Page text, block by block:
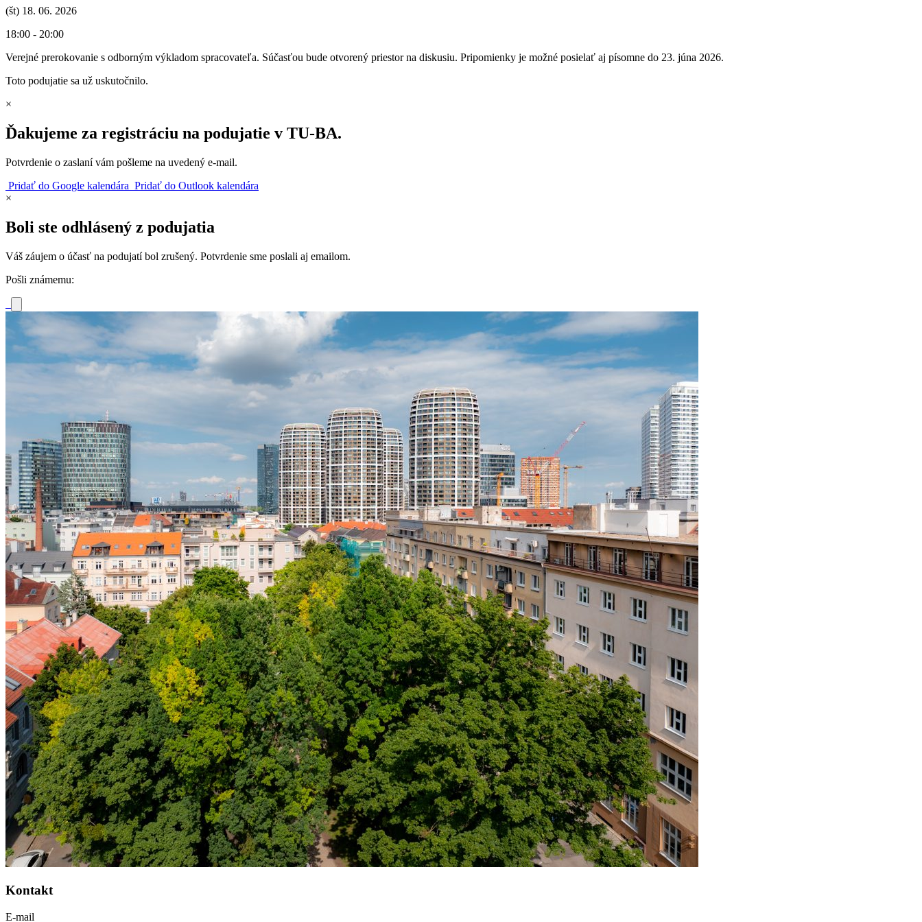
(št) 18. 06. 2026
18:00 - 20:00
Verejné prerokovanie s odborným výkladom spracovateľa. Súčasťou bude otvorený priestor na diskusiu. Pripomienky je možné posielať aj písomne do 23. júna 2026.
Toto podujatie sa už uskutočnilo.
×
Ďakujeme za registráciu na podujatie v TU‑BA.
Potvrdenie o zaslaní vám pošleme na uvedený e‑mail.
Pridať do Google kalendára Pridať do Outlook kalendára
×
Boli ste odhlásený z podujatia
Váš záujem o účasť na podujatí bol zrušený. Potvrdenie sme poslali aj emailom.
Pošli známemu:
Kontakt
E-mail